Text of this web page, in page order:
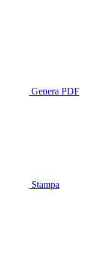
Genera PDF
Stampa